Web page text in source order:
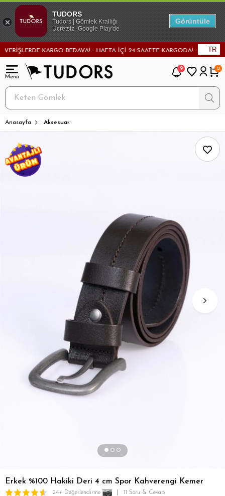
KARGO BEDAVA! - HAFTA İÇİ 24 SAATTE KARGODA! - TR
9 0
Anasayfa Aksesuar
Erkek %100 Hakiki Deri 4 cm Spor Kahverengi Kemer
24+ Değerlendirme 11 Soru & Cevap
TUDORS
Tudors | Gömlek Krallığı
Ücretsiz -Google Play'de
Görüntüle